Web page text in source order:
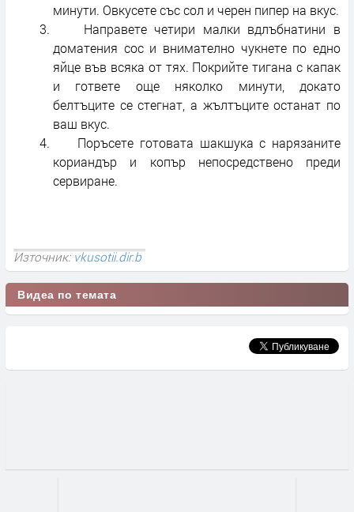
минути. Овкусете със сол и черен пипер на вкус.
Направете четири малки вдлъбнатини в
доматения сос и внимателно чукнете по едно
яйце във всяка от тях. Покрийте тигана с капак
и гответе още няколко минути, докато
белтъците се стегнат, а жълтъците останат по
ваш вкус.
Поръсете готовата шакшука с нарязаните
кориандър и копър непосредствено преди
сервиране.
Източник:vkusotii.dir.b
Видеа по темата